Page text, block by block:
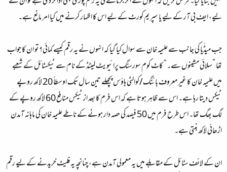
لیے، ایف بی آر کے لیے یا سپریم کورٹ کے لیے اس کا اظہار کرنے میں کیا امر مانع ہے۔
جب میڈٰیا کی جانب سے علیمہ خان سے سوال کیا گیا کہ انہوں نے یہ رقم کیسے کمائی؟ تو ان کا جواب
تھا ”سلائی مشینوں سے۔“ کاٹ کوم سورسنگ پرائیویٹ لمیٹڈ کے نام سے ٹیکسٹائل کے شعبے
میں علیمہ خان کا غیر معروف بائنگ/کوالٹی ہاؤس پچھلے تین سال تک اوسطاً 20 لاکھ روپے
ٹیکس دیتا رہا ہے۔ اس سے ظاہر ہوتا ہے کہ اس فرم کا بعد از ٹیکس منافع 60 لاکھ روپے کے
لگ بھگ تھا۔ اس طرح فرم میں 50 فیصد کی حصہ دار ہونے کے ناطے علیمہ خان کی ماہانہ آمدن
اڑھائی لاکھ بنتی ہے۔
ان کے لائف سٹائل کے مقابلے میں یہ معمولی آمدن ہے، چنانچہ یہ فلیٹ خریدنے کے لیے رقم